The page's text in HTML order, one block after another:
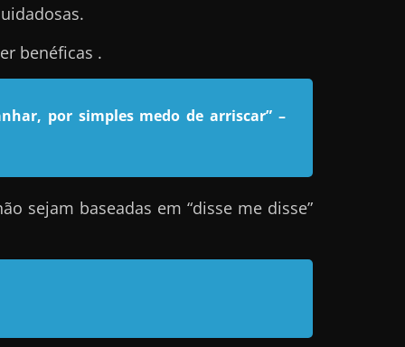
benéficas .
por simples medo de arriscar” –
sejam baseadas em “disse me disse”